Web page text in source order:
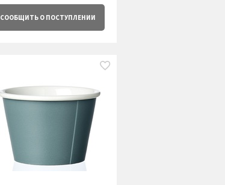
СООБЩИТЬО ПОСТУПЛЕНИИ